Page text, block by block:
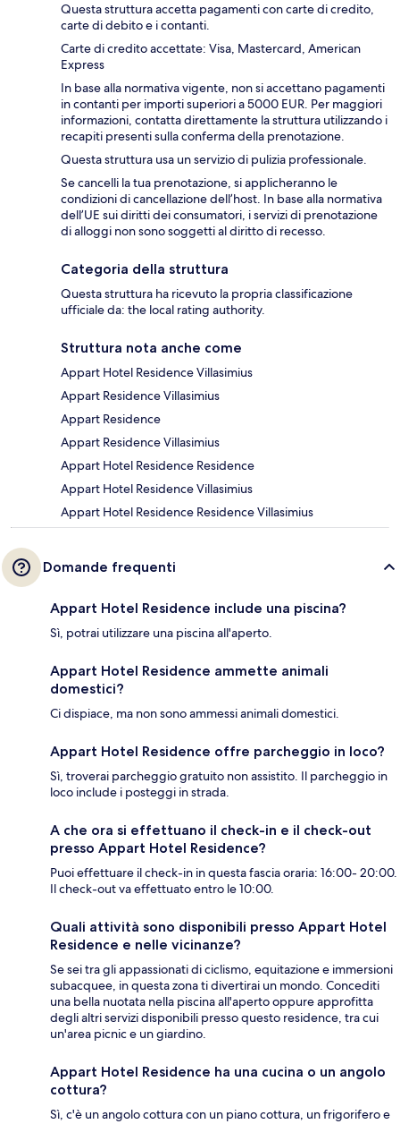
Questa struttura accetta pagamenti con carte di credito,
carte di debito e i contanti.
Carte di credito accettate: Visa, Mastercard, American
Express
In base alla normativa vigente, non si accettano pagamenti
in contanti per importi superiori a 5000 EUR. Per maggiori
informazioni, contatta direttamente la struttura utilizzando i
recapiti presenti sulla conferma della prenotazione.
Questa struttura usa un servizio di pulizia professionale.
Se cancelli la tua prenotazione, si applicheranno le
condizioni di cancellazione dell’host. In base alla normativa
dell’UE sui diritti dei consumatori, i servizi di prenotazione
di alloggi non sono soggetti al diritto di recesso.
Categoria della struttura
Questa struttura ha ricevuto la propria classificazione
ufficiale da: the local rating authority.
Struttura nota anche come
Appart Hotel Residence Villasimius
Appart Residence Villasimius
Appart Residence
Appart Residence Villasimius
Appart Hotel Residence Residence
Appart Hotel Residence Villasimius
Appart Hotel Residence Residence Villasimius
Domande frequenti
Appart Hotel Residence include una piscina?
Sì, potrai utilizzare una piscina all'aperto.
Appart Hotel Residence ammette animali
domestici?
Ci dispiace, ma non sono ammessi animali domestici.
Appart Hotel Residence offre parcheggio in loco?
Sì, troverai parcheggio gratuito non assistito. Il parcheggio in
loco include i posteggi in strada.
A che ora si effettuano il check-in e il check-out
presso Appart Hotel Residence?
Puoi effettuare il check-in in questa fascia oraria: 16:00- 20:00.
Il check-out va effettuato entro le 10:00.
Quali attività sono disponibili presso Appart Hotel
Residence e nelle vicinanze?
Se sei tra gli appassionati di ciclismo, equitazione e immersioni
subacquee, in questa zona ti divertirai un mondo. Concediti
una bella nuotata nella piscina all'aperto oppure approfitta
degli altri servizi disponibili presso questo residence, tra cui
un'area picnic e un giardino.
Appart Hotel Residence ha una cucina o un angolo
cottura?
Sì, c'è un angolo cottura con un piano cottura, un frigorifero e